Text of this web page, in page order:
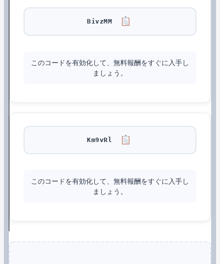
BivzMM
このコードを有効化して、無料報酬をすぐに入手し
ましょう。
Km9vRl
このコードを有効化して、無料報酬をすぐに入手し
ましょう。